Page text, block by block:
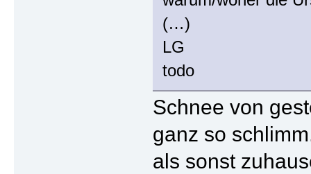
(…)
LG
todo
Schnee von
ganz so
als sonst